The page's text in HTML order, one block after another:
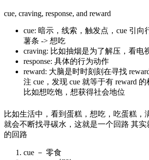
cue, craving, response, and reward
cue: 暗示，线索，触发点，cue 引
薯条 -> 想吃
craving: 比如抽烟是为了解压，看电
response: 具体的行为动作
reward: 大脑是时时刻刻在寻找
注 cue，发现 cue 就等于有 reward
比如想吃饱，想获得社会地位
比如生活中，看到蛋糕，想吃，吃蛋糕，
就会不断找寻碳水，这就是一个回路 其
的回路
cue － 零食